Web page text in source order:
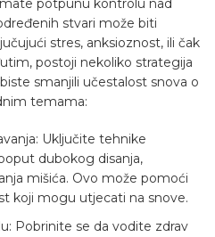
potpunu kontrolu nad
stvari može biti
stres, anksioznost, ili čak
postoji nekoliko strategija
smanjili učestalost snova o
temama:
Uključite tehnike
dubokog disanja,
mišića. Ovo može pomoći
koji mogu utjecati na snove.
Pobrinite se da vodite zdrav